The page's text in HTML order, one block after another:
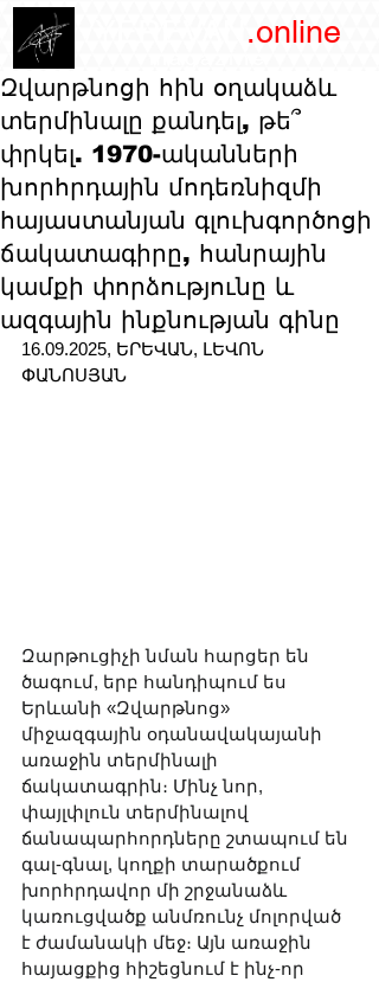
.online
Զվարթնոցի հին օղակաձև
տերմինալը քանդել, թե՞
փրկել. 1970-ականների
խորհրդային մոդեռնիզմի
հայաստանյան գլուխգործոցի
ճակատագիրը, հանրային
կամքի փորձությունը և
ազգային ինքնության գինը
16.09.2025, ԵՐԵՎԱՆ, ԼԵՎՈՆ
ՓԱՆՈՍՅԱՆ
Զարթուցիչի նման հարցեր են
ծագում, երբ հանդիպում ես
Երևանի «Զվարթնոց»
միջազգային օդանավակայանի
առաջին տերմինալի
ճակատագրին։ Մինչ նոր,
փայլփլուն տերմինալով
ճանապարհորդները շտապում են
գալ-գնալ, կողքի տարածքում
խորհրդավոր մի շրջանաձև
կառուցվածք անմռունչ մոլորված
է ժամանակի մեջ։ Այն առաջին
հայացքից հիշեցնում է ինչ-որ